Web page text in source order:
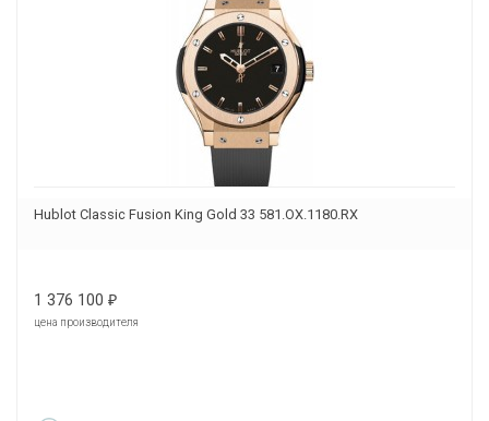
Hublot Classic Fusion King Gold 33 581.OX.1180.RX
1 376 100 ₽
цена производителя